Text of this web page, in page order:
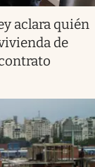
aclara quién
de